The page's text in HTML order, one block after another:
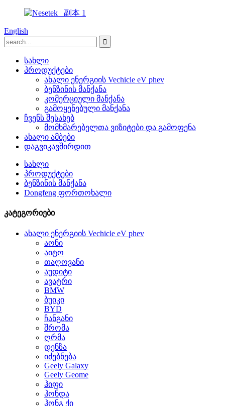
English
სახლი
პროდუქტები
ახალი ენერგიის Vechicle eV phev
ბენზინის მანქანა
კომერციული მანქანა
გამოყენებული მანქანა
ჩვენს შესახებ
მომხმარებელთა ვიზიტები და გამოფენა
ახალი ამბები
დაგვიკავშირდით
სახლი
პროდუქტები
ბენზინის მანქანა
Dongfeng ფორთოხალი
კატეგორიები
ახალი ენერგიის Vechicle eV phev
აონი
აიტო
თაღოვანი
აუდიტი
ავატრი
BMW
ბუიკი
BYD
ჩანგანი
შრომა
ღრმა
დენზა
იძებნება
Geely Galaxy
Geely Geome
ჰიფი
ჰონდა
ჰონგ ქი